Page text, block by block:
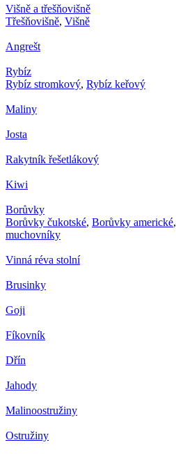
Višně a třešňovišně
Třešňovišně, Višně
Angrešt
Rybíz
Rybíz stromkový, Rybíz keřový
Maliny
Josta
Rakytník řešetlákový
Kiwi
Borůvky
Borůvky čukotské, Borůvky americké,
muchovníky
Vinná réva stolní
Brusinky
Goji
Fíkovník
Dřín
Jahody
Malinoostružiny
Ostružiny